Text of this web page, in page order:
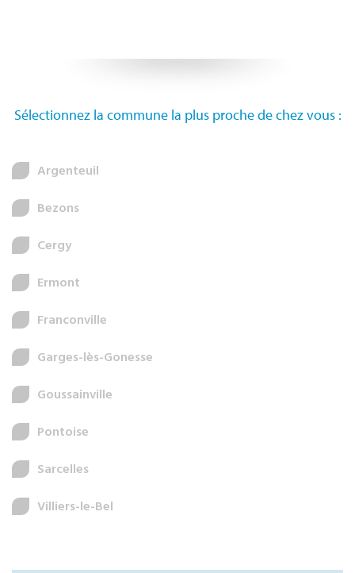
Sélectionnez la commune la plus proche de chez vous :
Argenteuil
Bezons
Cergy
Ermont
Franconville
Garges-lès-Gonesse
Goussainville
Pontoise
Sarcelles
Villiers-le-Bel